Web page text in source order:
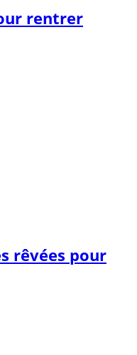
rentrer
rêvées pour